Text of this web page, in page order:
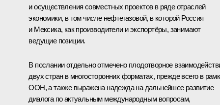
и осуществления совместных проектов в ряде отраслей
экономики, в том числе нефтегазовой, в которой Россия
и Мексика, как производители и экспортёры, занимают
ведущие позиции.
В послании отдельно отмечено плодотворное
двух стран в многосторонних форматах, прежде всего в
ООН, а также выражена надежда на дальнейшее развитие
диалога по актуальным международным вопросам,